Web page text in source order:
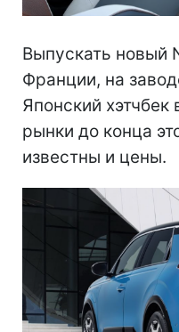
Выпускать новый
Франции, на
Японский
рынки до конца
известны и цены.